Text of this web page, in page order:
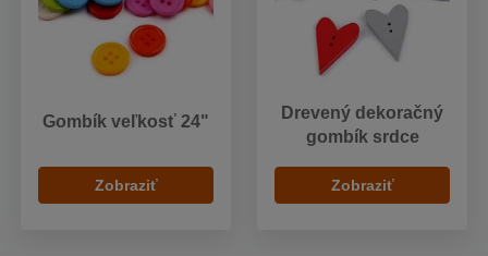
Gombík veľkosť 24"
Zobraziť
Drevený dekoračný
gombík srdce
Zobraziť